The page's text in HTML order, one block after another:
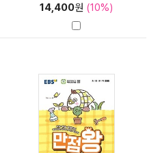
14,400원 (10%)